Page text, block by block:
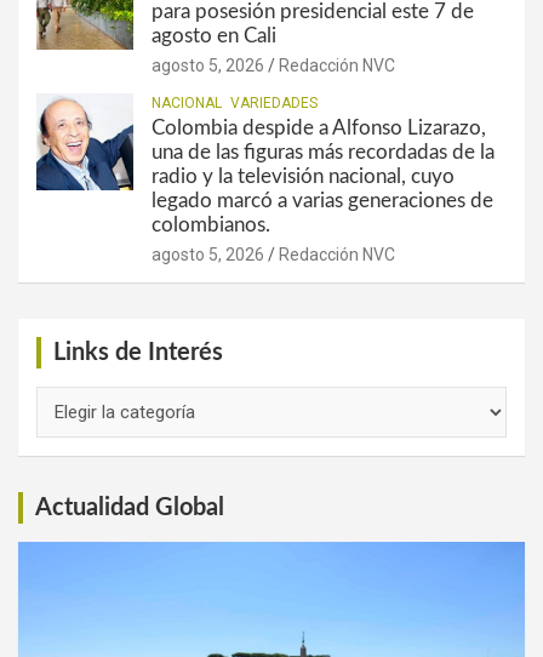
para posesión presidencial este 7 de
agosto en Cali
agosto 5, 2026 Redacción NVC
NACIONAL VARIEDADES
Colombia despide a Alfonso Lizarazo,
una de las figuras más recordadas de la
radio y la televisión nacional, cuyo
legado marcó a varias generaciones de
colombianos.
agosto 5, 2026 Redacción NVC
Links de Interés
Actualidad Global